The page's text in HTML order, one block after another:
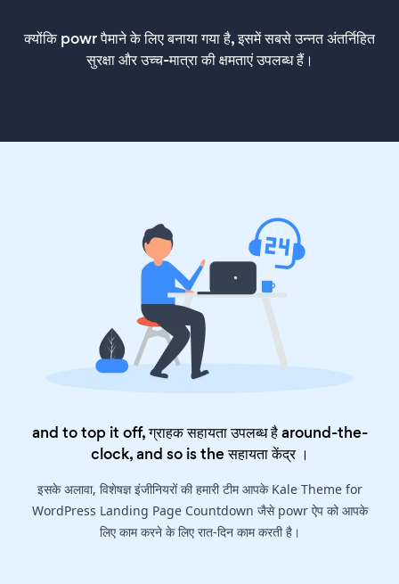
क्योंकि powr पैमाने के लिए बनाया गया है, इसमें सबसे उन्नत अंतर्निहित
सुरक्षा और उच्च-मात्रा की क्षमताएं उपलब्ध हैं।
and to top it off, ग्राहक सहायता उपलब्ध है around-the-
clock, and so is theसहायता केंद्र।
इसके अलावा, विशेषज्ञ इंजीनियरों की हमारी टीम आपके Kale Theme for
WordPress Landing Page Countdown जैसे powr ऐप को आपके
लिए काम करने के लिए रात-दिन काम करती है।